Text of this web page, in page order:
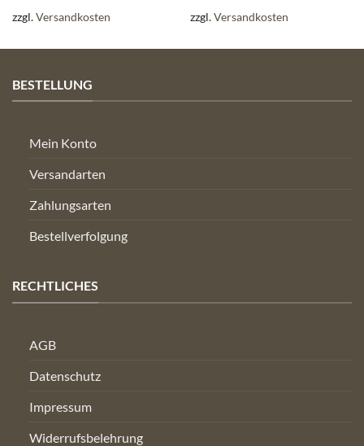
zzgl.Versandkosten zzgl.Versandkosten
BESTELLUNG
Mein Konto
Versandarten
Zahlungsarten
Bestellverfolgung
RECHTLICHES
AGB
Datenschutz
Impressum
Widerrufsbelehrung